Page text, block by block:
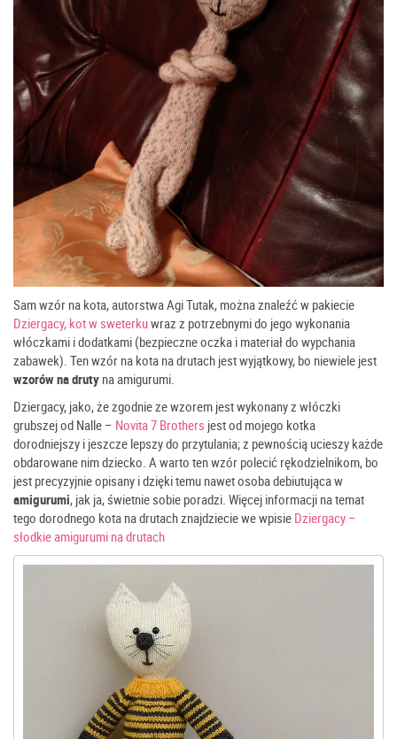
Sam wzór na kota, autorstwa Agi Tutak, można znaleźć w pakiecie
Dziergacy, kot w sweterkuwraz z potrzebnymi do jego wykonania
włóczkami i dodatkami (bezpieczne oczka i materiał do wypchania
zabawek). Ten wzór na kota na drutach jest wyjątkowy, bo niewiele jest
wzorów na druty na amigurumi.
Dziergacy, jako, że zgodnie ze wzorem jest wykonany z włóczki
grubszej od Nalle – Novita 7 Brothers jest od mojego kotka
dorodniejszy i jeszcze lepszy do przytulania; z pewnością ucieszy każde
obdarowane nim dziecko. A warto ten wzór polecić rękodzielnikom, bo
jest precyzyjnie opisany i dzięki temu nawet osoba debiutująca w
amigurumi, jak ja, świetnie sobie poradzi. Więcej informacji na temat
tego dorodnego kota na drutach znajdziecie we wpisie Dziergacy –
słodkie amigurumi na drutach